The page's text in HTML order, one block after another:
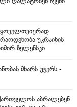
ყოველთვიურად
რაოდენობა უკრაინის
ზელენსკი
მხარს უჭერს -
აბრალებენ